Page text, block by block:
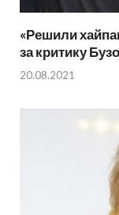
«Решили
за критику
20.08.2021